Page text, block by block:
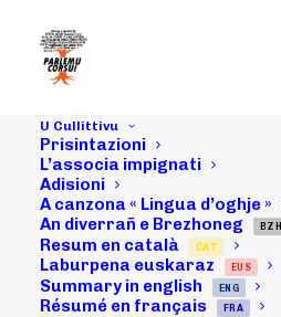
U Cullittivu
Prisintazioni
L’associa impignati
Adisioni
A canzona « Lingua d’oghje »
An diverrañ e Brezhoneg
BZH
Resum en català CAT
Laburpena euskaraz EUS
Summary in english ENG
Résumé en français FRA
Chì si faci ?